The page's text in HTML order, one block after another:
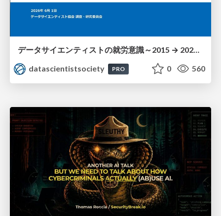
データサイエンティストの就労意識～2015 → 2026 一般(個人)会員アンケートより
datascientistsociety
PRO 0 560